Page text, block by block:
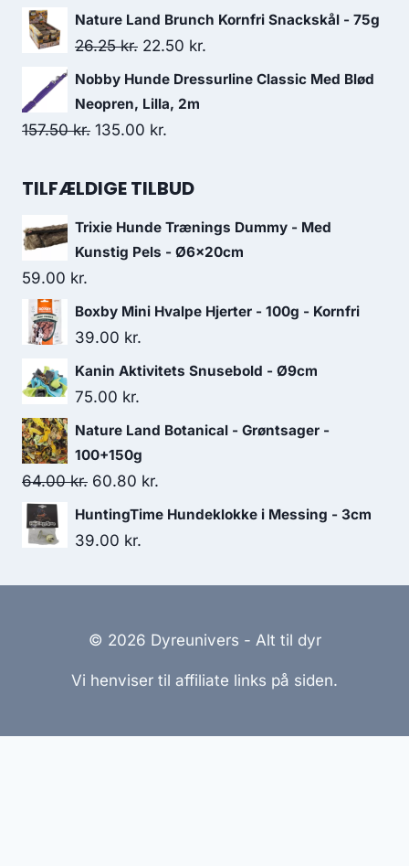
83.75 kr..72.50 kr..
oprindelige
pris
71.25 kr..
aktuelle
pris
62.50 kr..
Nature Land Brunch Kornfri Snackskål - 75g
26.25kr. Den
oprindelige
pris
var:
22.50 kr.
aktuelle
Nobby Hunde Dressurline Classic Med Blød
Neopren, Lilla, 2m
157.50kr. Den
pris
157.50 kr..
135.00 kr.
pris
135.00 kr..
TILFÆLDIGE TILBUD
Trixie Hunde Trænings Dummy - Med
Kunstig Pels - Ø6x20cm
59.00 kr.
Boxby Mini Hvalpe Hjerter - 100g - Kornfri
39.00 kr.
Kanin Aktivitets Snusebold - Ø9cm
75.00 kr.
Nature Land Botanical - Grøntsager -
100+150g
64.00kr. Den
oprindelige
pris
64.00 kr..
60.80 kr.
aktuelle
60.80 kr..
HuntingTime Hundeklokke i Messing - 3cm
39.00 kr.
© 2026 Dyreunivers - Alt til dyr
Vi henviser til affiliate links på siden.